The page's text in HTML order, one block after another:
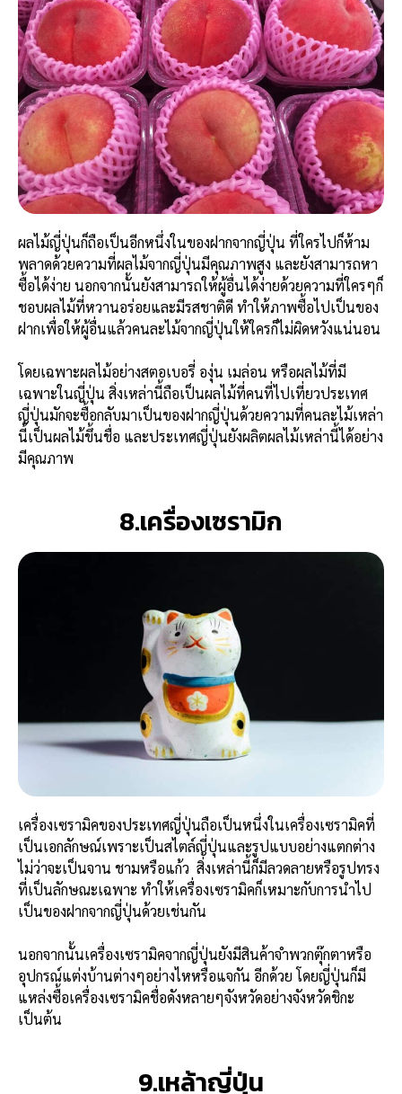
ผลไม้ญี่ปุ่นก็ถือเป็นอีกหนึ่งในของฝากจากญี่ปุ่น ที่ใครไปก็ห้าม
พลาดด้วยความที่ผลไม้จากญี่ปุ่นมีคุณภาพสูง และยังสามารถหา
ซื้อได้ง่าย นอกจากนั้นยังสามารถให้ผู้อื่นได้ง่ายด้วยความที่ใครๆก็
ชอบผลไม้ที่หวานอร่อยและมีรสชาติดี ทำให้ภาพซื้อไปเป็นของ
ฝากเพื่อให้ผู้อื่นแล้วคนละไม้จากญี่ปุ่นให้ใครก็ไม่ผิดหวังแน่นอน
โดยเฉพาะผลไม้อย่างสตอเบอรี่ องุ่น เมล่อน หรือผลไม้ที่มี
เฉพาะในญี่ปุ่น สิ่งเหล่านี้ถือเป็นผลไม้ที่คนที่ไปเที่ยวประเทศ
ญี่ปุ่นมักจะซื้อกลับมาเป็นของฝากญี่ปุ่นด้วยความที่คนละไม้เหล่า
นี้เป็นผลไม้ขึ้นชื่อ และประเทศญี่ปุ่นยังผลิตผลไม้เหล่านี้ได้อย่าง
มีคุณภาพ
8.เครื่องเซรามิก
เครื่องเซรามิคของประเทศญี่ปุ่นถือเป็นหนึ่งในเครื่องเซรามิคที่
เป็นเอกลักษณ์เพราะเป็นสไตล์ญี่ปุ่นและรูปแบบอย่างแตกต่าง
ไม่ว่าจะเป็นจาน ชามหรือแก้ว สิ่งเหล่านี้ก็มีลวดลายหรือรูปทรง
ที่เป็นลักษณะเฉพาะ ทำให้เครื่องเซรามิคก็เหมาะกับการนำไป
เป็นของฝากจากญี่ปุ่นด้วยเช่นกัน
นอกจากนั้นเครื่องเซรามิคจากญี่ปุ่นยังมีสินค้าจำพวกตุ๊กตาหรือ
อุปกรณ์แต่งบ้านต่างๆอย่างไหหรือแจกัน อีกด้วย โดยญี่ปุ่นก็มี
แหล่งซื้อเครื่องเซรามิคชื่อดังหลายๆจังหวัดอย่างจังหวัดชิกะ
เป็นต้น
9.เหล้าญี่ปุ่น